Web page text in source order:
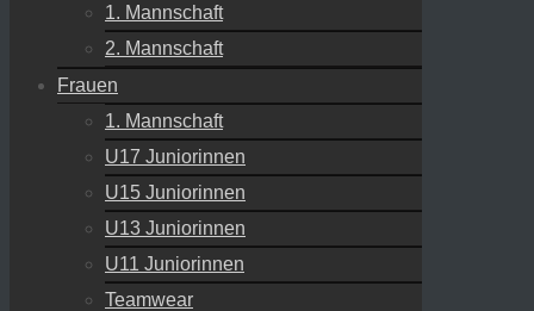
1. Mannschaft
2. Mannschaft
Frauen
1. Mannschaft
U17 Juniorinnen
U15 Juniorinnen
U13 Juniorinnen
U11 Juniorinnen
Teamwear